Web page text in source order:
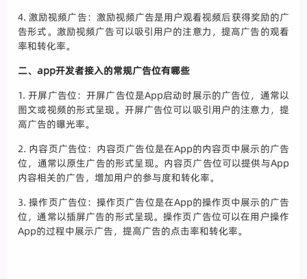
4. 激励视频广告：激励视频广告是用户观看视频后获得奖励的广
告形式。激励视频广告可以吸引用户的注意力，提高广告的观看
率和转化率。
二、app开发者接入的常规广告位有哪些
1. 开屏广告位：开屏广告位是App启动时展示的广告位，通常以
图文或视频的形式呈现。开屏广告位可以吸引用户的注意力，提
高广告的曝光率。
2. 内容页广告位：内容页广告位是在App的内容页中展示的广告
位，通常以原生广告的形式呈现。内容页广告位可以提供与App
内容相关的广告，增加用户的参与度和转化率。
3. 操作页广告位：操作页广告位是在App的操作页中展示的广告
位，通常以插屏广告的形式呈现。操作页广告位可以在用户操作
App的过程中展示广告，提高广告的点击率和转化率。